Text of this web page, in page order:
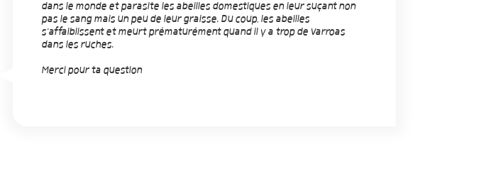
dans le monde et parasite les abeilles domestiques en leur suçant non
pas le sang mais un peu de leur graisse. Du coup, les abeilles
s'affaiblissent et meurt prématurément quand il y a trop de varroas
dans les ruches.
Merci pour ta question